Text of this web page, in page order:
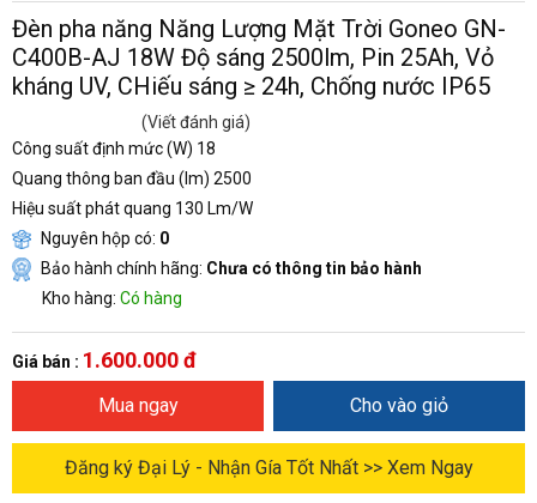
Đèn pha năng Năng Lượng Mặt Trời Goneo GN-
C400B-AJ 18W Độ sáng 2500lm, Pin 25Ah, Vỏ
kháng UV, CHiếu sáng ≥ 24h, Chống nước IP65
(Viết đánh giá)
Công suất định mức (W) 18
Quang thông ban đầu (lm) 2500
Hiệu suất phát quang 130 Lm/W
Nguyên hộp có: 0
Bảo hành chính hãng: Chưa có thông tin bảo hành
Kho hàng: Có hàng
Giá bán : 1.600.000 đ
Mua ngay Cho vào giỏ
Đăng ký Đại Lý - Nhận Gía Tốt Nhất >> Xem Ngay